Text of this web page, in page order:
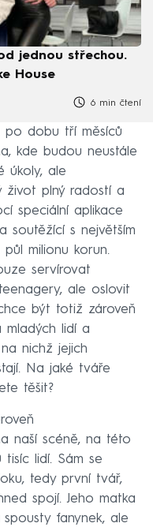
jednou střechou.
House
6 min čtení
po dobu tří měsíců
kde budou neustále
úkoly, ale
život plný radostí a
speciální aplikace
soutěžící s největším
milionu korun.
servírovat
ale oslovit
být totiž zároveň
mladých lidí a
nichž jejich
Na jaké tváře
těšit?
naší scéně, na této
lidí. Sám se
tedy první tvář,
spojí. Jeho matka
fanynek, ale